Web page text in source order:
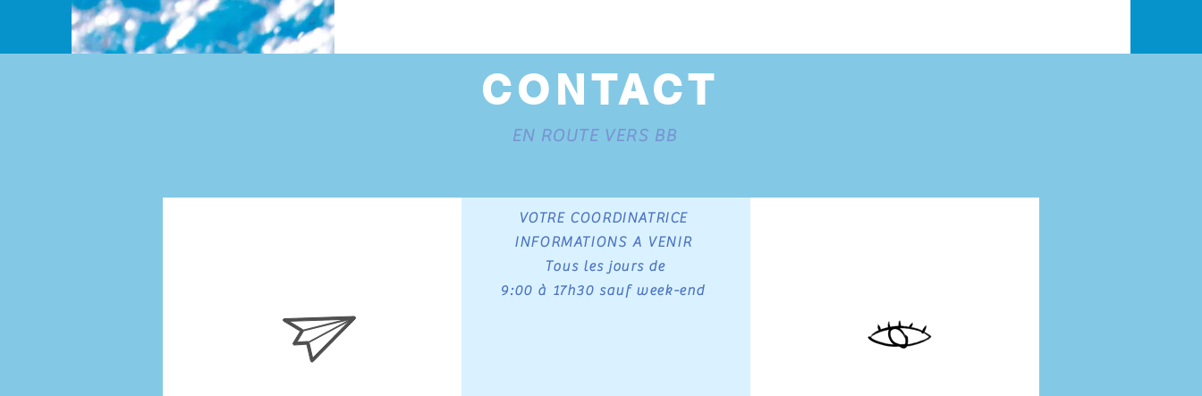
CONTACT
EN ROUTE VERS BB
VOTRE COORDINATRICE
INFORMATIONS A VENIR
Tous les jours de
9:00 à 17h30 sauf week-end